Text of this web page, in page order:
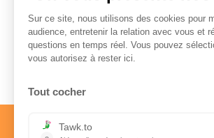
Service
Sur ce site, nous utilisons des cookies pour
audience, entretenir la relation avec vous et
questions en temps réel. Vous pouvez
vous autorisez à rester ici.
Tout cocher
Tawk.to